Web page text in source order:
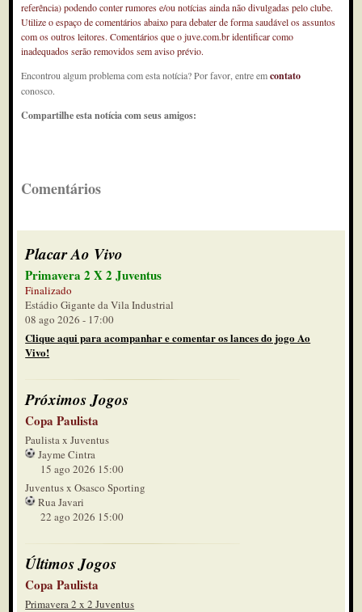
referência) podendo conter rumores e/ou notícias ainda não divulgadas pelo clube.
Utilize o espaço de comentários abaixo para debater de forma saudável os assuntos
com os outros leitores. Comentários que o juve.com.br identificar como
inadequados serão removidos sem aviso prévio.
Encontrou algum problema com esta notícia? Por favor, entre emcontato
conosco.
Compartilhe esta notícia com seus amigos:
Comentários
Placar Ao Vivo
Primavera 2 X 2 Juventus
Finalizado
Estádio Gigante da Vila Industrial
08 ago 2026 - 17:00
Clique aqui para acompanhar e comentar os lances do jogo Ao
Vivo!
Próximos Jogos
Copa Paulista
Paulista x Juventus
Jayme Cintra
15 ago 2026 15:00
Juventus x Osasco Sporting
Rua Javari
22 ago 2026 15:00
Últimos Jogos
Copa Paulista
Primavera 2 x 2 Juventus